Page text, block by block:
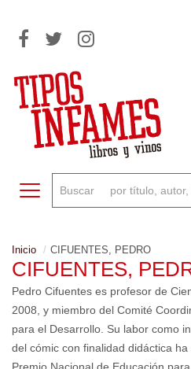
Toggle navigation
Inicio CIFUENTES, PEDRO
CIFUENTES,
Pedro Cifuentes es profesor de
2008, y miembro del Comité
para el Desarrollo. Su labor como
del cómic con finalidad didáctica